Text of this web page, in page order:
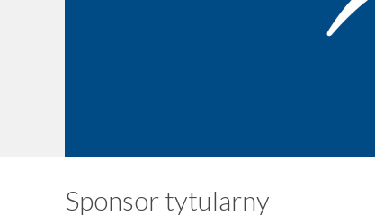
Sponsor tytularny